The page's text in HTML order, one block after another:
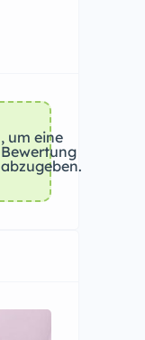
, um eine
Bewertung
abzugeben.